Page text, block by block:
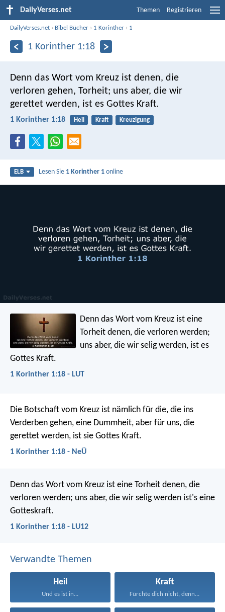
DailyVerses.net Themen Registrieren
DailyVerses.net › Bibel Bücher › 1 Korinther › 1
1 Korinther 1:18
Denn das Wort vom Kreuz ist denen, die
verloren gehen, Torheit; uns aber, die wir
gerettet werden, ist es Gottes Kraft.
1 Korinther 1:18 Heil Kraft Kreuzigung
ELB Lesen Sie 1 Korinther 1 online
Denn das Wort vom Kreuz ist eine
Torheit denen, die verloren werden;
uns aber, die wir selig werden, ist es
Gottes Kraft.
1 Korinther 1:18 - LUT
Die Botschaft vom Kreuz ist nämlich für die, die ins
Verderben gehen, eine Dummheit, aber für uns, die
gerettet werden, ist sie Gottes Kraft.
1 Korinther 1:18 - NeÜ
Denn das Wort vom Kreuz ist eine Torheit denen, die
verloren werden; uns aber, die wir selig werden ist's eine
Gotteskraft.
1 Korinther 1:18 - LU12
Verwandte Themen
Heil
Und es ist in...
Kraft
Fürchte dich nicht, denn...